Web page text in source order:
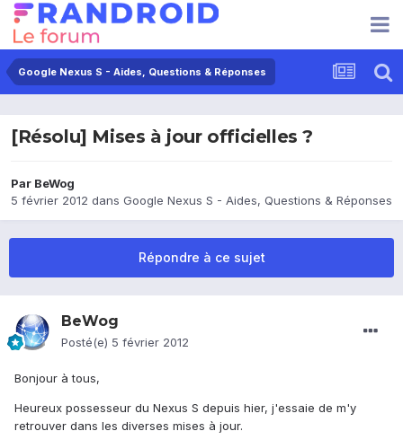
Google Nexus S - Aides, Questions & Réponses
[Résolu] Mises à jour officielles ?
Par BeWog
5 février 2012 dans Google Nexus S - Aides, Questions & Réponses
Répondre à ce sujet
BeWog
Posté(e) 5 février 2012
Bonjour à tous,
Heureux possesseur du Nexus S depuis hier, j'essaie de m'y
retrouver dans les diverses mises à jour.